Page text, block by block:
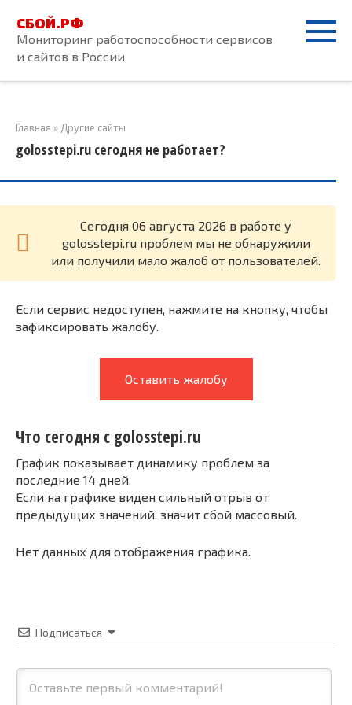
контенту
СБОЙ.РФ
Мониторинг работоспособности сервисов
и сайтов в России
Главная » Другие сайты
golosstepi.ru сегодня не работает?
Cегодня 06 августа 2026 в работе у
golosstepi.ru проблем мы не обнаружили
или получили мало жалоб от пользователей.
Если сервис недоступен, нажмите на кнопку, чтобы
зафиксировать жалобу.
Оставить жалобу
Что сегодня с golosstepi.ru
График показывает динамику проблем за
последние 14 дней.
Если на графике виден сильный отрыв от
предыдущих значений, значит сбой массовый.
Нет данных для отображения графика.
Подписаться